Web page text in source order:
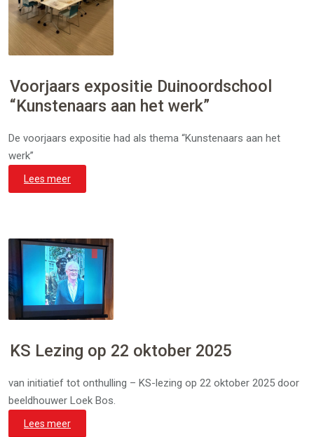
Voorjaars expositie Duinoordschool
“Kunstenaars aan het werk”
De voorjaars expositie had als thema “Kunstenaars aan het
werk”
Lees meer
KS Lezing op 22 oktober 2025
van initiatief tot onthulling – KS-lezing op 22 oktober 2025 door
beeldhouwer Loek Bos.
Lees meer